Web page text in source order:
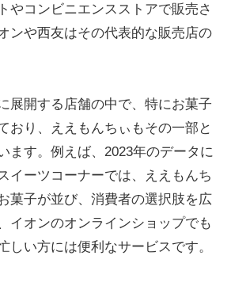
やコンビニエンスストアで販売さ
ンや西友はその代表的な販売店の
展開する店舗の中で、特にお菓子
おり、ええもんちぃもその一部と
ます。例えば、2023年のデータに
イーツコーナーでは、ええもんち
菓子が並び、消費者の選択肢を広
イオンのオンラインショップでも
しい方には便利なサービスです。